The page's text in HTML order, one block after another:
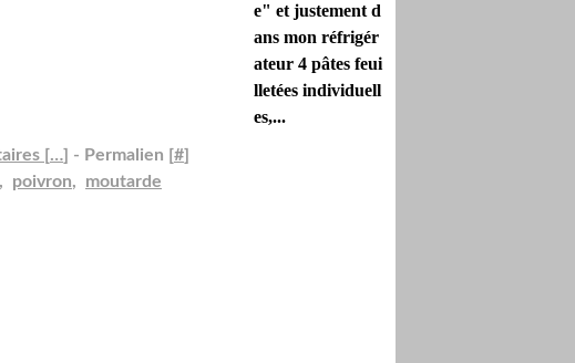
e" et justement d
ans mon réfrigér
ateur 4 pâtes feui
lletées individuell
es,...
[…] - Permalien [#]
, poivron, moutarde